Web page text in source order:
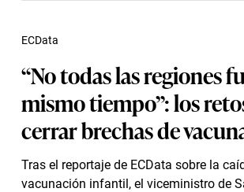
“No todas las regiones
mismo tiempo”: los
cerrar brechas de
Tras el reportaje de ECData sobre la
vacunación infantil, el viceministro de
ECData